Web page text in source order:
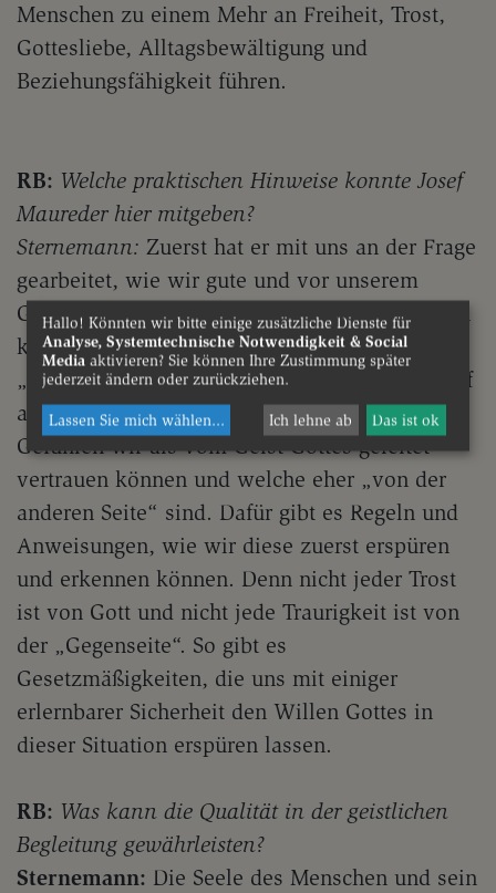
Menschen zu einem Mehr an Freiheit, Trost,
Gottesliebe, Alltagsbewältigung und
Beziehungsfähigkeit führen.
RB: Welche praktischen Hinweise konnte Josef
Maureder hier mitgeben?
Sternemann: Zuerst hat er mit uns an der Frage
gearbeitet, wie wir gute und vor unserem
Glauben verantwortbare Entscheidungen fällen
können und welche Fallen es gibt. Bei der
„Unterscheidung der Geister“ kommt es darauf
an, welchen inneren Bewegungen und
Gefühlen wir als vom Geist Gottes geleitet
vertrauen können und welche eher „von der
anderen Seite“ sind. Dafür gibt es Regeln und
Anweisungen, wie wir diese zuerst erspüren
und erkennen können. Denn nicht jeder Trost
ist von Gott und nicht jede Traurigkeit ist von
der „Gegenseite“. So gibt es
Gesetzmäßigkeiten, die uns mit einiger
erlernbarer Sicherheit den Willen Gottes in
dieser Situation erspüren lassen.
RB: Was kann die Qualität in der geistlichen
Begleitung gewährleisten?
Sternemann: Die Seele des Menschen und sein
Hallo! Könnten wir bitte einige zusätzliche Dienste für
Analyse, Systemtechnische Notwendigkeit & Social
Media aktivieren? Sie können Ihre Zustimmung später
jederzeit ändern oder zurückziehen.
Lassen Sie mich wählen... Ich lehne ab Das ist ok